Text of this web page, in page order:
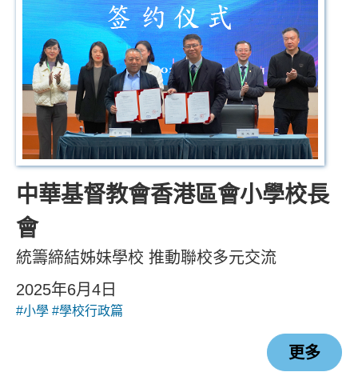
中華基督教會香港區會小學校長
會
統籌締結姊妹學校 推動聯校多元交流
2025年6月4日
#小學 #學校行政篇
更多